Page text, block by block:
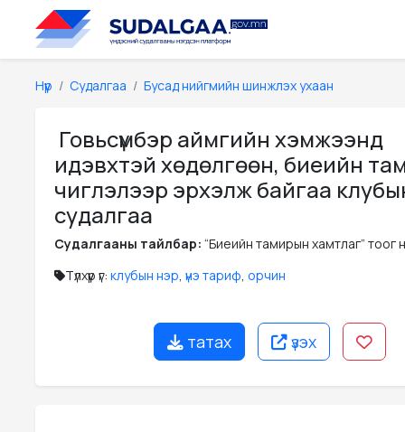
Нүүр Судалгаа Бусад нийгмийн шинжлэх ухаан
Говьсүмбэр аймгийн хэмжээнд
идэвхтэй хөдөлгөөн, биеийн
чиглэлээр эрхэлж байгаа
судалгаа
Судалгааны тайлбар: “Биеийн тамирын хамтлаг” тоог
Түлхүүр үг: клубын нэр, үнэ тариф, орчин
татах үзэх